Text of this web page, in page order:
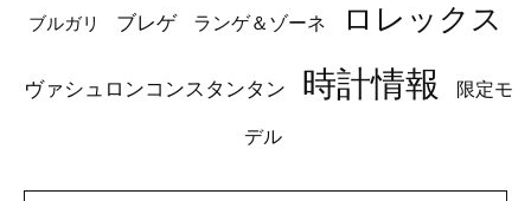
ブルガリ ブレゲ ランゲ＆ゾーネ ロレックス
ヴァシュロンコンスタンタン 時計情報 限定モ
デル